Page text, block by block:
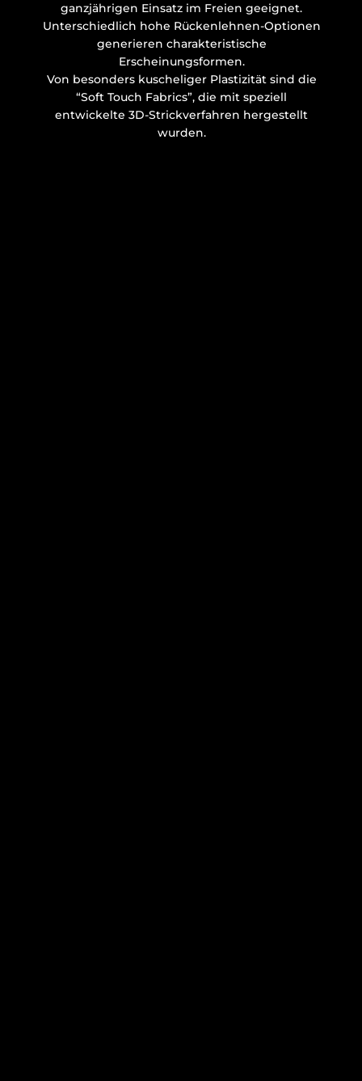
ganzjährigen Einsatz im Freien geeignet.
Unterschiedlich hohe Rückenlehnen-Optionen
generieren charakteristische
Erscheinungsformen.
Von besonders kuscheliger Plastizität sind die
“Soft Touch Fabrics”, die mit speziell
entwickelte 3D-Strickverfahren hergestellt
wurden.